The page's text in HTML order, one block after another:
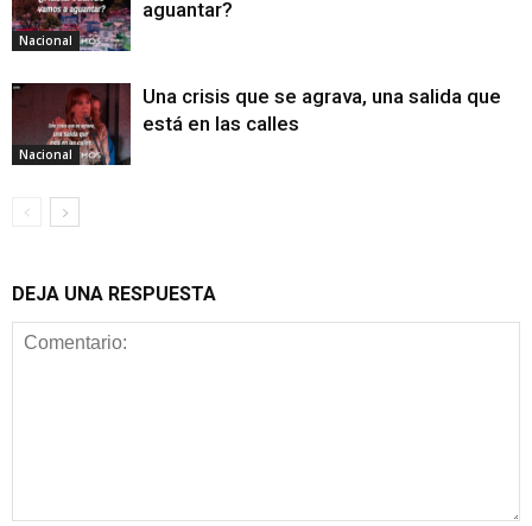
Nacional
aguantar?
Nacional
Una crisis que se agrava, una salida que
está en las calles
DEJA UNA RESPUESTA